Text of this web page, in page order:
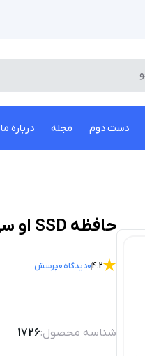
دست دوم مجله درباره ما
حافظه SSD او سی پی سی XTG 200 SATA III ظرفیت 256 گیگابایت
4.2
0دیدگاه0پرسش
شناسه محصول:1726